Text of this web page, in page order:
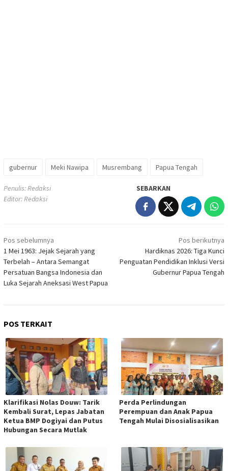
gubernur Meki Nawipa Musrembang Papua Tengah
Penulis: Redaksi
Editor: Redaksi
SEBARKAN
Navigasi
pos
Pos sebelumnya
1 Mei 1963: Jejak Sejarah yang
Terbelah – Antara Semangat
Persatuan Bangsa Indonesia dan
Luka Sejarah Aneksasi West Papua
Pos berikutnya
Hardiknas 2026: Tiga Kunci
Penguatan Pendidikan Inklusi Versi
Gubernur Papua Tengah
POS TERKAIT
Klarifikasi Nolas Douw: Tarik
Kembali Surat, Lepas Jabatan
Ketua BMP Dogiyai dan Putus
Hubungan Secara Mutlak
Perda Perlindungan
Perempuan dan Anak Papua
Tengah Mulai Disosialisasikan